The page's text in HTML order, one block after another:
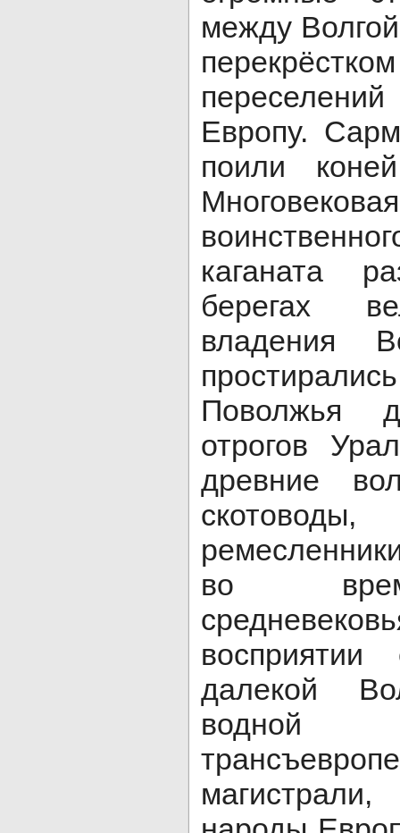
между
Европу.
поили
каганата
берегах
владения
Поволжья
отрогов
древние
во
восприятии
далекой